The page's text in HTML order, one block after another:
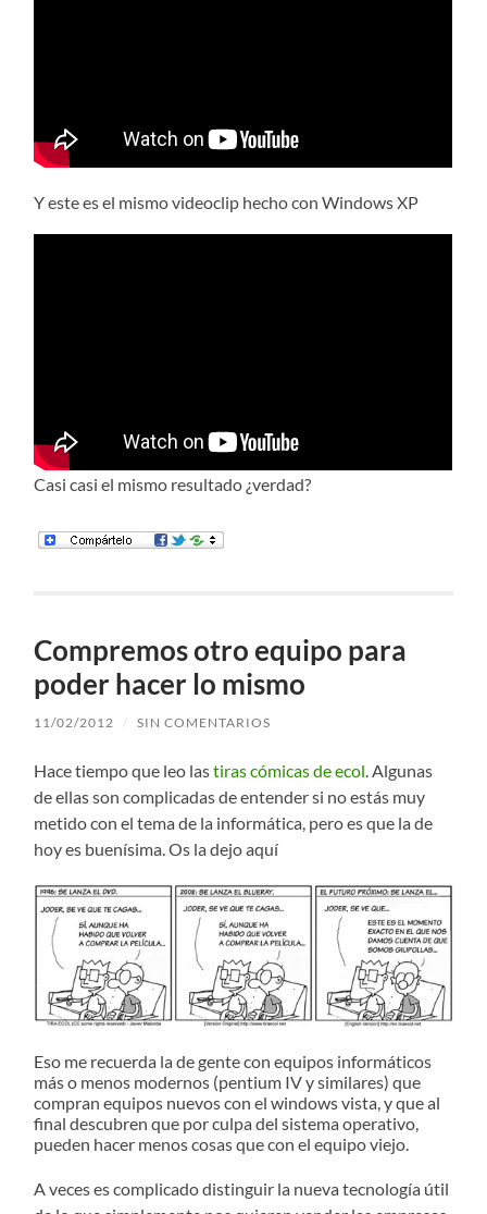
Y este es el mismo videoclip hecho con Windows XP
Casi casi el mismo resultado ¿verdad?
Compremos otro equipo para
poder hacer lo mismo
11/02/2012 / SIN COMENTARIOS
Hace tiempo que leo lastiras cómicas de ecol . Algunas
de ellas son complicadas de entender si no estás muy
metido con el tema de la informática, pero es que la de
hoy es buenísima. Os la dejo aquí
Eso me recuerda la de gente con equipos informáticos
más o menos modernos (pentium IV y similares) que
compran equipos nuevos con el windows vista, y que al
final descubren que por culpa del sistema operativo,
pueden hacer menos cosas que con el equipo viejo.
A veces es complicado distinguir la nueva tecnología útil